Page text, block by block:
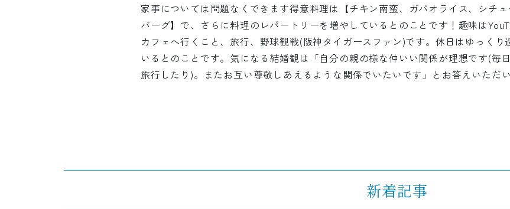
家事については問題なくできます得意料理は【チキン南蛮、ガパオライス、シチ
バーグ】で、さらに料理のレパートリーを増やしているとのことです！趣味は
カフェへ行くこと、旅行、野球観戦(阪神タイガースファン)です。休日はゆっくり
いるとのことです。気になる結婚観は「自分の親の様な仲いい関係が理想です(毎
旅行したり)。またお互い尊敬しあえるような関係でいたいです」とお答えいただ
新着記事